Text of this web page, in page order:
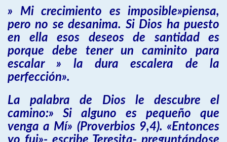
» Mi crecimiento es imposible»piensa,
pero no se desanima. Si Dios ha puesto
en ella esos deseos de santidad es
porque debe tener un caminito para
escalar » la dura escalera de la
perfección».
La palabra de Dios le descubre el
camino:» Si alguno es pequeño que
venga a Mí» (Proverbios 9,4). «Entonces